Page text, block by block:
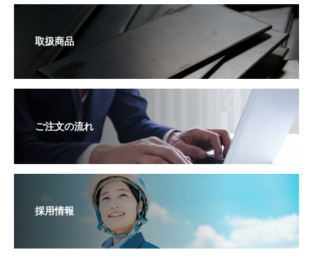
取扱商品
ご注文の流れ
採用情報